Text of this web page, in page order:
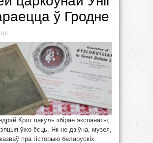
ў Гродне
Крот пакуль збірае экспанаты,
ўжо ёсць. Як не дзіўна, музея,
пра гісторыю беларускіх